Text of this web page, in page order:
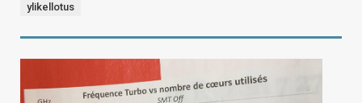
ylikellotus